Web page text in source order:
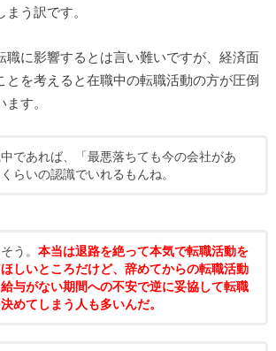
う訳です。
職に影響するとは言い難いですが、経済面
とを考えると在職中の転職活動の方が圧倒
す。
であれば、「最悪落ちても今の会社があ
らいの認識でいれるもんね。
う。 本当は退路を絶って本気で転職活動を
ほしいところだけど、辞めてからの転職活動
与がない期間への不安で逆に妥協して転職
めてしまう人も多いんだ。